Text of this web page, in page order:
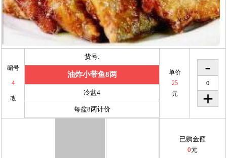
编号
4
改
货号:
油炸小带鱼8两
冷盆4
每盆8两计价
单价
25
元
已购金额
0元